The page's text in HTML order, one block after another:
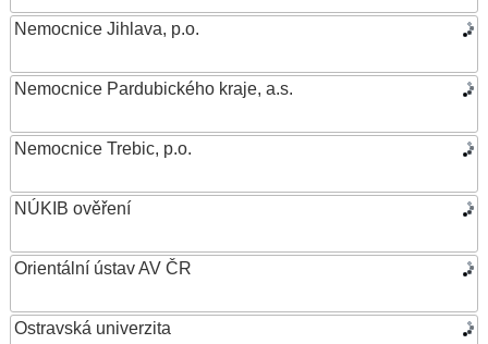
Nemocnice Jihlava, p.o.
Nemocnice Pardubického kraje, a.s.
Nemocnice Trebic, p.o.
NÚKIB ověření
Orientální ústav AV ČR
Ostravská univerzita